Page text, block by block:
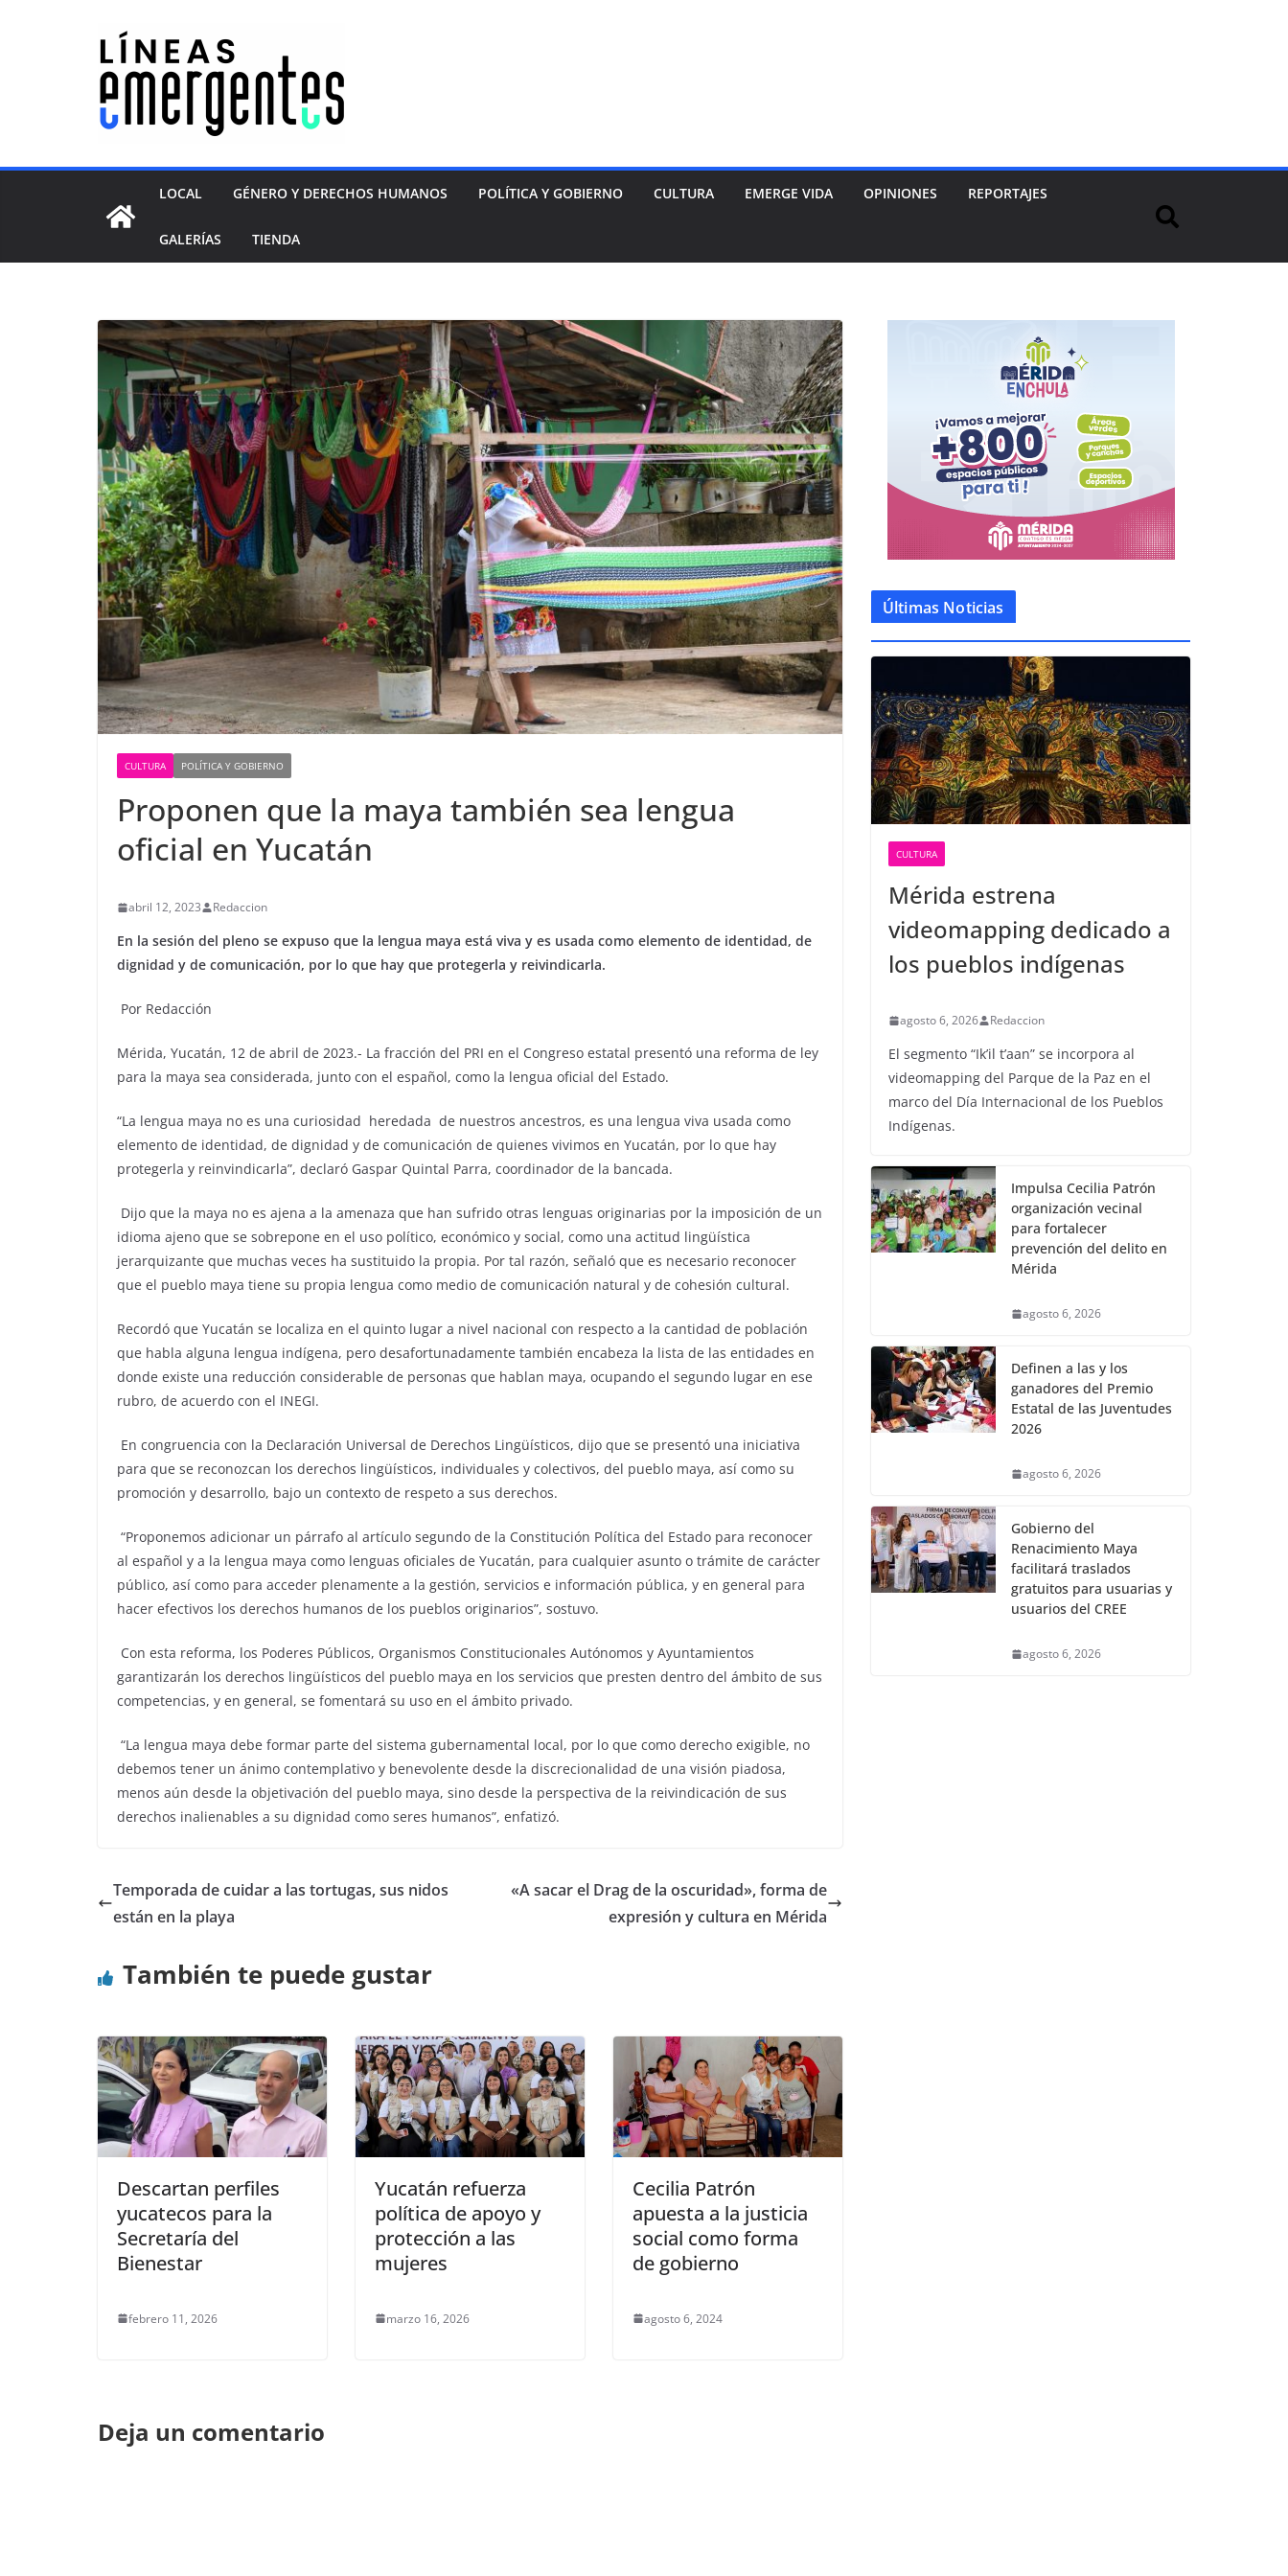
LOCAL GÉNERO Y DERECHOS HUMANOS POLÍTICA Y GOBIERNO CULTURA EMERGE VIDA OPINIONES REPORTAJES
GALERÍAS TIENDA
CULTURA POLÍTICA Y GOBIERNO
Proponen que la maya también sea lengua
oficial en Yucatán
abril 12, 2023 Redaccion
En la sesión del pleno se expuso que la lengua maya está viva y es usada como elemento de identidad, de
dignidad y de comunicación, por lo que hay que protegerla y reivindicarla.
Por Redacción
Mérida, Yucatán, 12 de abril de 2023.- La fracción del PRI en el Congreso estatal presentó una reforma de ley
para la maya sea considerada, junto con el español, como la lengua oficial del Estado.
“La lengua maya no es una curiosidad heredada de nuestros ancestros, es una lengua viva usada como
elemento de identidad, de dignidad y de comunicación de quienes vivimos en Yucatán, por lo que hay
protegerla y reinvindicarla”, declaró Gaspar Quintal Parra, coordinador de la bancada.
Dijo que la maya no es ajena a la amenaza que han sufrido otras lenguas originarias por la imposición de un
idioma ajeno que se sobrepone en el uso político, económico y social, como una actitud lingüística
jerarquizante que muchas veces ha sustituido la propia. Por tal razón, señaló que es necesario reconocer
que el pueblo maya tiene su propia lengua como medio de comunicación natural y de cohesión cultural.
Recordó que Yucatán se localiza en el quinto lugar a nivel nacional con respecto a la cantidad de población
que habla alguna lengua indígena, pero desafortunadamente también encabeza la lista de las entidades en
donde existe una reducción considerable de personas que hablan maya, ocupando el segundo lugar en ese
rubro, de acuerdo con el INEGI.
En congruencia con la Declaración Universal de Derechos Lingüísticos, dijo que se presentó una iniciativa
para que se reconozcan los derechos lingüísticos, individuales y colectivos, del pueblo maya, así como su
promoción y desarrollo, bajo un contexto de respeto a sus derechos.
“Proponemos adicionar un párrafo al artículo segundo de la Constitución Política del Estado para reconocer
al español y a la lengua maya como lenguas oficiales de Yucatán, para cualquier asunto o trámite de carácter
público, así como para acceder plenamente a la gestión, servicios e información pública, y en general para
hacer efectivos los derechos humanos de los pueblos originarios”, sostuvo.
Con esta reforma, los Poderes Públicos, Organismos Constitucionales Autónomos y Ayuntamientos
garantizarán los derechos lingüísticos del pueblo maya en los servicios que presten dentro del ámbito de sus
competencias, y en general, se fomentará su uso en el ámbito privado.
“La lengua maya debe formar parte del sistema gubernamental local, por lo que como derecho exigible, no
debemos tener un ánimo contemplativo y benevolente desde la discrecionalidad de una visión piadosa,
menos aún desde la objetivación del pueblo maya, sino desde la perspectiva de la reivindicación de sus
derechos inalienables a su dignidad como seres humanos”, enfatizó.
Temporada de cuidar a las tortugas, sus nidos
están en la playa
«A sacar el Drag de la oscuridad», forma de
expresión y cultura en Mérida
También te puede gustar
Descartan perfiles
yucatecos para la
Secretaría del
Bienestar
febrero 11, 2026
Yucatán refuerza
política de apoyo y
protección a las
mujeres
marzo 16, 2026
Cecilia Patrón
apuesta a la justicia
social como forma
de gobierno
agosto 6, 2024
Deja un comentario
Últimas Noticias
CULTURA
Mérida estrena
videomapping dedicado a
los pueblos indígenas
agosto 6, 2026 Redaccion
El segmento “Ik’il t’aan” se incorpora al
videomapping del Parque de la Paz en el
marco del Día Internacional de los Pueblos
Indígenas.
Impulsa Cecilia Patrón
organización vecinal
para fortalecer
prevención del delito en
Mérida
agosto 6, 2026
Definen a las y los
ganadores del Premio
Estatal de las Juventudes
2026
agosto 6, 2026
Gobierno del
Renacimiento Maya
facilitará traslados
gratuitos para usuarias y
usuarios del CREE
agosto 6, 2026